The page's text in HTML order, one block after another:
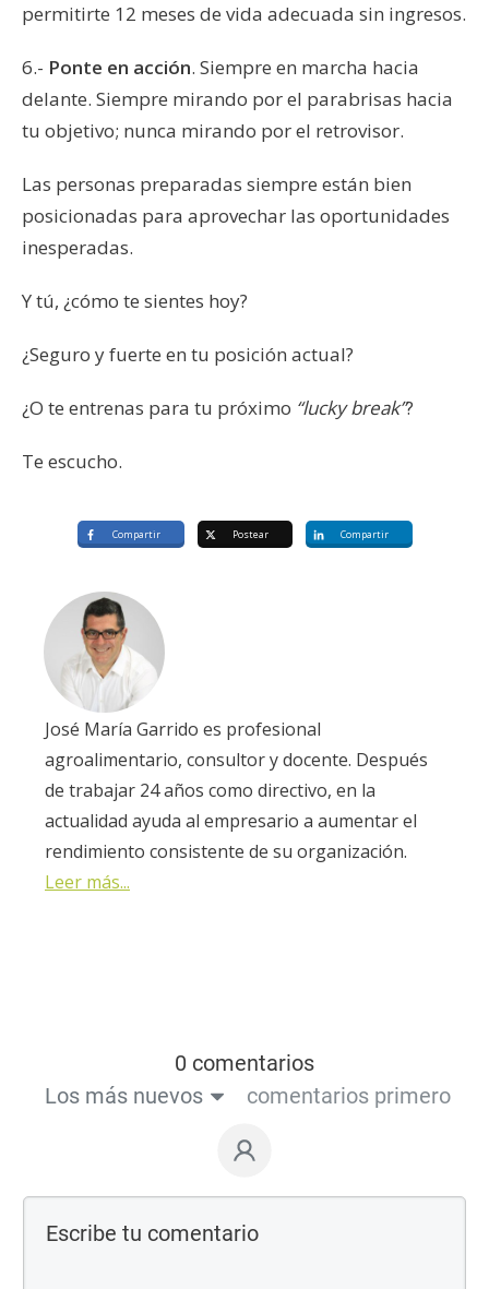
permitirte 12 meses de vida adecuada sin ingresos.
6.- Ponte en acción. Siempre en marcha hacia
delante. Siempre mirando por el parabrisas hacia
tu objetivo; nunca mirando por el retrovisor.
Las personas preparadas siempre están bien
posicionadas para aprovechar las oportunidades
inesperadas.
Y tú, ¿cómo te sientes hoy?
¿Seguro y fuerte en tu posición actual?
¿O te entrenas para tu próximo “lucky break”?
Te escucho.
Compartir Postear Compartir
José María Garrido es profesional
agroalimentario, consultor y docente. Después
de trabajar 24 años como directivo, en la
actualidad ayuda al empresario a aumentar el
rendimiento consistente de su organización.
Leer más...
0 comentarios
Los más nuevos
comentarios primero